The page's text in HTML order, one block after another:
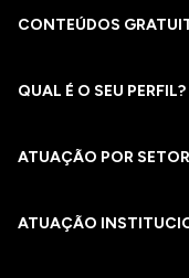
CONTEÚDOS
QUAL É O SEU PERFIL?
ATUAÇÃO POR SETOR
ATUAÇÃO